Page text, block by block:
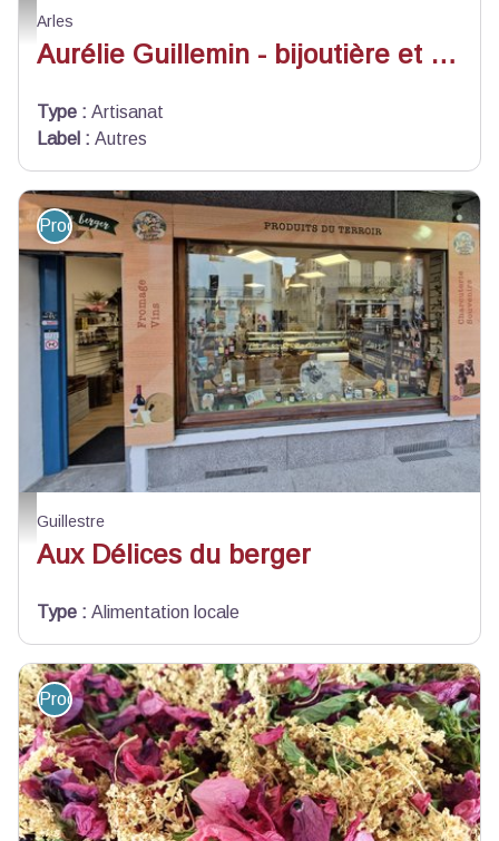
13ART006187_1_HD.jpg - Chambre des métiers d'Arles
Arles
Aurélie Guillemin - bijoutière et Victor Wetterwald - maroquinier d’art
Type : Artisanat
Label : Autres
Aux Délices du berger_Guillestre
Produit du terroir et artisanat
Guillestre
Aux Délices du berger
Type : Alimentation locale
Produit du terroir et artisanat